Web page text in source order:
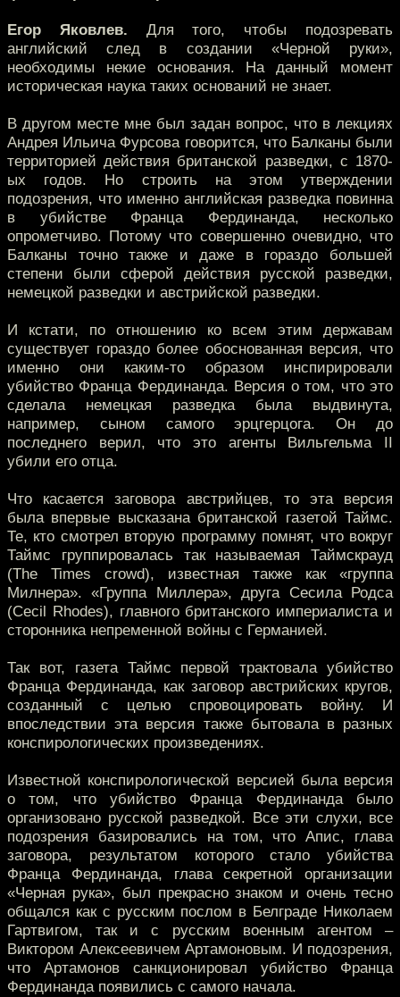
Егор Яковлев. Для того, чтобы подозревать
английский след в создании «Черной руки»,
необходимы некие основания. На данный момент
историческая наука таких оснований не знает.
В другом месте мне был задан вопрос, что в лекциях
Андрея Ильича Фурсова говорится, что Балканы были
территорией действия британской разведки, с 1870-
ых годов. Но строить на этом утверждении
подозрения, что именно английская разведка повинна
в убийстве Франца Фердинанда, несколько
опрометчиво. Потому что совершенно очевидно, что
Балканы точно также и даже в гораздо большей
степени были сферой действия русской разведки,
немецкой разведки и австрийской разведки.
И кстати, по отношению ко всем этим державам
существует гораздо более обоснованная версия, что
именно они каким-то образом инспирировали
убийство Франца Фердинанда. Версия о том, что это
сделала немецкая разведка была выдвинута,
например, сыном самого эрцгерцога. Он до
последнего верил, что это агенты Вильгельма II
убили его отца.
Что касается заговора австрийцев, то эта версия
была впервые высказана британской газетой Таймс.
Те, кто смотрел вторую программу помнят, что вокруг
Таймс группировалась так называемая Таймскрауд
(The Times crowd), известная также как «группа
Милнера». «Группа Миллера», друга Сесила Родса
(Cecil Rhodes), главного британского империалиста и
сторонника непременной войны с Германией.
Так вот, газета Таймс первой трактовала убийство
Франца Фердинанда, как заговор австрийских кругов,
созданный с целью спровоцировать войну. И
впоследствии эта версия также бытовала в разных
конспирологических произведениях.
Известной конспирологической версией была версия
о том, что убийство Франца Фердинанда было
организовано русской разведкой. Все эти слухи, все
подозрения базировались на том, что Апис, глава
заговора, результатом которого стало убийства
Франца Фердинанда, глава секретной организации
«Черная рука», был прекрасно знаком и очень тесно
общался как с русским послом в Белграде Николаем
Гартвигом, так и с русским военным агентом –
Виктором Алексеевичем Артамоновым. И подозрения,
что Артамонов санкционировал убийство Франца
Фердинанда появились с самого начала.